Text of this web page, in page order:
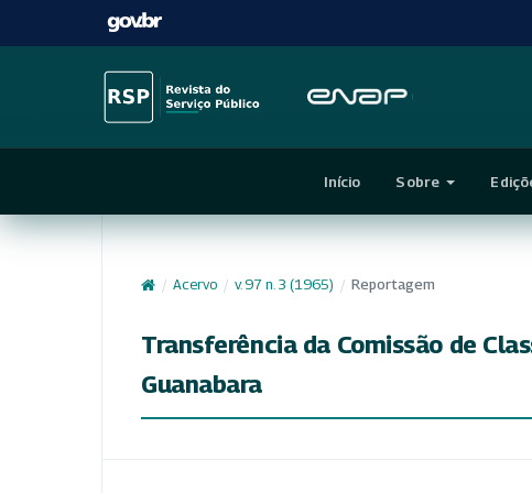
Início Sobre
/ Acervo / v. 97 n. 3 (1965) / Reportagem
Transferência da Comissão de
Guanabara